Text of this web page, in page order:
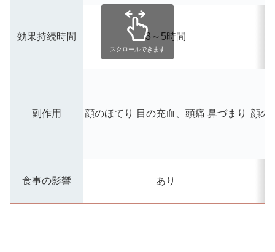
効果持続時間 3～5時間
副作用 顔のほてり 目の充血、頭痛 鼻づまり 顔の
食事の影響 あり
スクロールできます